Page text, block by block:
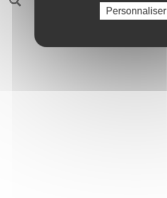
Personnaliser